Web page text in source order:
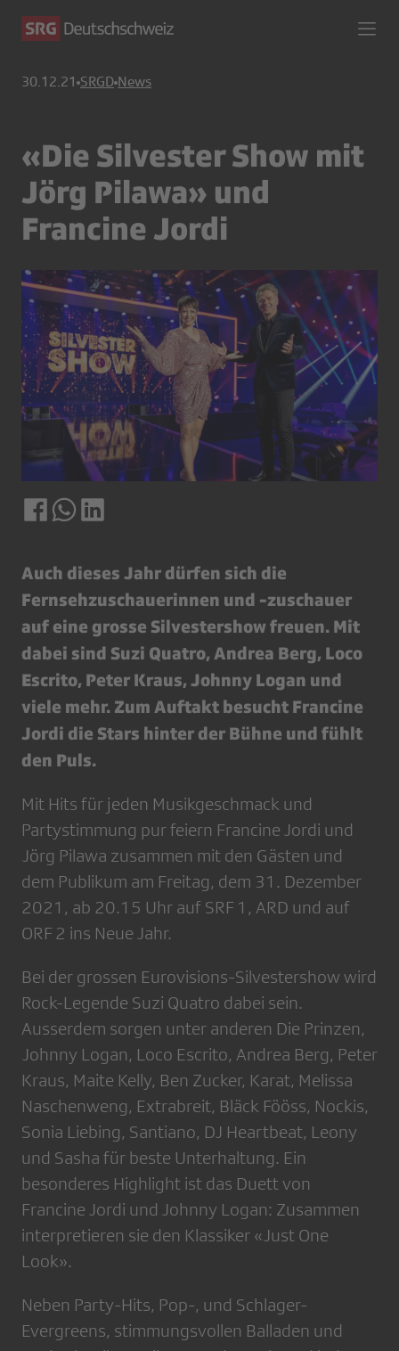
30.12.21 SRGD News
«Die Silvester Show mit
Jörg Pilawa» und
Francine Jordi
Auch dieses Jahr dürfen sich die
Fernsehzuschauerinnen und -zuschauer
auf eine grosse Silvestershow freuen. Mit
dabei sind Suzi Quatro, Andrea Berg, Loco
Escrito, Peter Kraus, Johnny Logan und
viele mehr. Zum Auftakt besucht Francine
Jordi die Stars hinter der Bühne und fühlt
den Puls.
Mit Hits für jeden Musikgeschmack und
Partystimmung pur feiern Francine Jordi und
Jörg Pilawa zusammen mit den Gästen und
dem Publikum am Freitag, dem 31. Dezember
2021, ab 20.15 Uhr auf SRF 1, ARD und auf
ORF 2 ins Neue Jahr.
Bei der grossen Eurovisions-Silvestershow wird
Rock-Legende Suzi Quatro dabei sein.
Ausserdem sorgen unter anderen Die Prinzen,
Johnny Logan, Loco Escrito, Andrea Berg, Peter
Kraus, Maite Kelly, Ben Zucker, Karat, Melissa
Naschenweng, Extrabreit, Bläck Fööss, Nockis,
Sonia Liebing, Santiano, DJ Heartbeat, Leony
und Sasha für beste Unterhaltung. Ein
besonderes Highlight ist das Duett von
Francine Jordi und Johnny Logan: Zusammen
interpretieren sie den Klassiker «Just One
Look».
Neben Party-Hits, Pop-, und Schlager-
Evergreens, stimmungsvollen Balladen und